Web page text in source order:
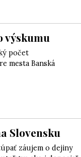
výskumu
počet
mesta Banská
Slovensku
záujem o dejiny